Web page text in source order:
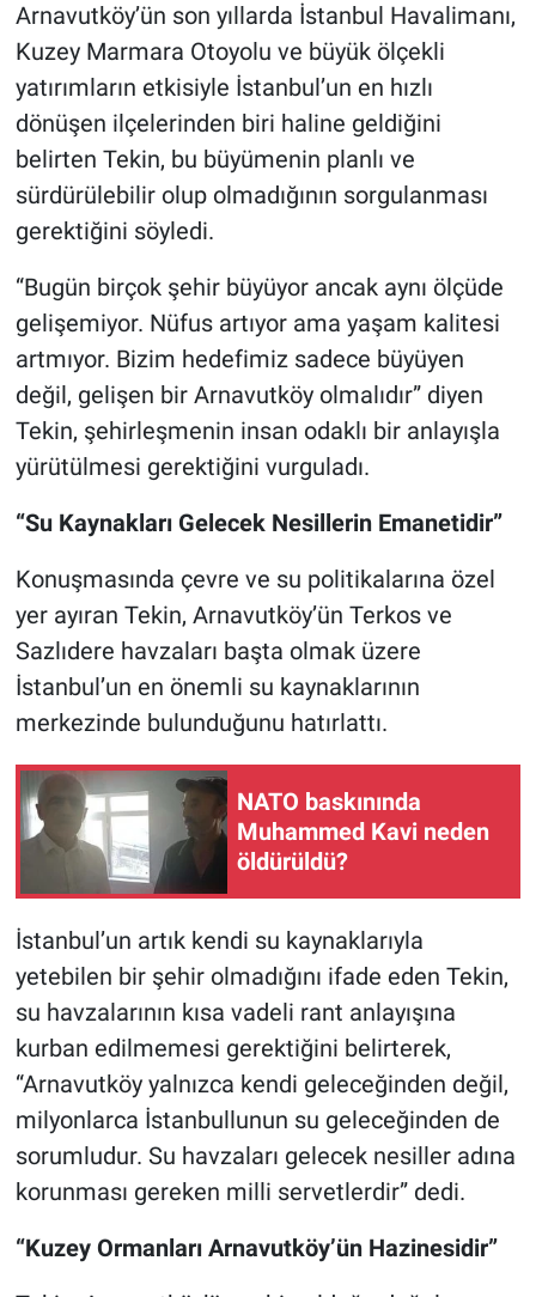
Arnavutköy’ün son yıllarda İstanbul Havalimanı,
Kuzey Marmara Otoyolu ve büyük ölçekli
yatırımların etkisiyle İstanbul’un en hızlı
dönüşen ilçelerinden biri haline geldiğini
belirten Tekin, bu büyümenin planlı ve
sürdürülebilir olup olmadığının sorgulanması
gerektiğini söyledi.
“Bugün birçok şehir büyüyor ancak aynı ölçüde
gelişemiyor. Nüfus artıyor ama yaşam kalitesi
artmıyor. Bizim hedefimiz sadece büyüyen
değil, gelişen bir Arnavutköy olmalıdır” diyen
Tekin, şehirleşmenin insan odaklı bir anlayışla
yürütülmesi gerektiğini vurguladı.
“Su Kaynakları Gelecek Nesillerin Emanetidir”
Konuşmasında çevre ve su politikalarına özel
yer ayıran Tekin, Arnavutköy’ün Terkos ve
Sazlıdere havzaları başta olmak üzere
İstanbul’un en önemli su kaynaklarının
merkezinde bulunduğunu hatırlattı.
NATO baskınında
Muhammed Kavi neden
öldürüldü?
İstanbul’un artık kendi su kaynaklarıyla
yetebilen bir şehir olmadığını ifade eden Tekin,
su havzalarının kısa vadeli rant anlayışına
kurban edilmemesi gerektiğini belirterek,
“Arnavutköy yalnızca kendi geleceğinden değil,
milyonlarca İstanbullunun su geleceğinden de
sorumludur. Su havzaları gelecek nesiller adına
korunması gereken milli servetlerdir” dedi.
“Kuzey Ormanları Arnavutköy’ün Hazinesidir”